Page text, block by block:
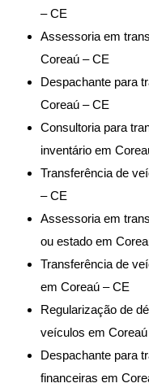
– CE
Assessoria em
Coreaú – CE
Despachante para
Coreaú – CE
Consultoria para
inventário em
Transferência de
– CE
Assessoria em
ou estado em
Transferência de
em Coreaú – CE
Regularização de
veículos em
Despachante para
financeiras em